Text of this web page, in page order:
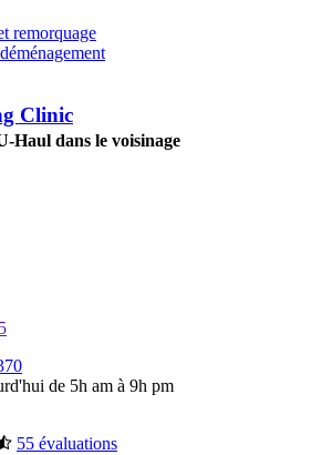
remorquage
Clinic
Haul dans le voisinage
de 5h am à 9h pm
55 évaluations